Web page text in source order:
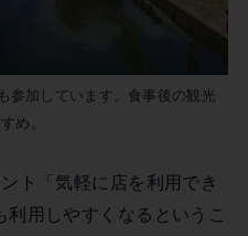
参加しています。食事後の観光
め。
ト「気軽に店を利用でき
用しやすくなるというこ